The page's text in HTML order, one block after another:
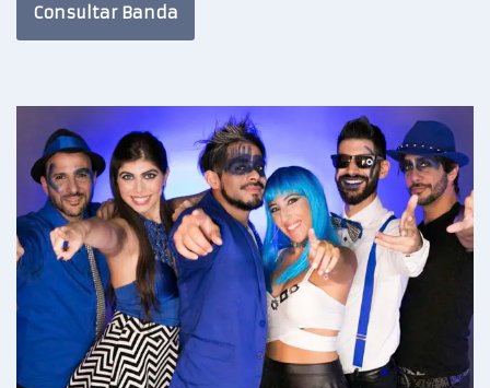
Consultar Banda